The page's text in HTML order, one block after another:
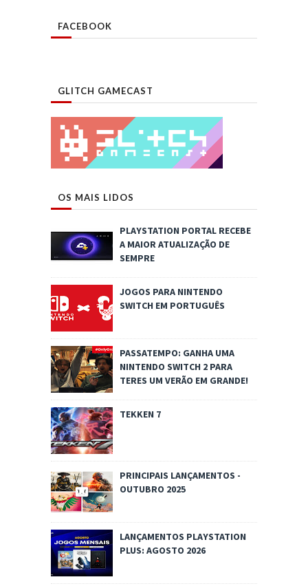
FACEBOOK
GLITCH GAMECAST
OS MAIS LIDOS
PLAYSTATION PORTAL RECEBE
A MAIOR ATUALIZAÇÃO DE
SEMPRE
JOGOS PARA NINTENDO
SWITCH EM PORTUGUÊS
PASSATEMPO: GANHA UMA
NINTENDO SWITCH 2 PARA
TERES UM VERÃO EM GRANDE!
TEKKEN 7
PRINCIPAIS LANÇAMENTOS -
OUTUBRO 2025
LANÇAMENTOS PLAYSTATION
PLUS: AGOSTO 2026